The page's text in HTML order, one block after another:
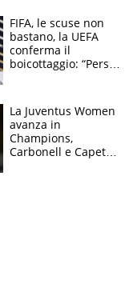
FIFA, le scuse non
bastano, la UEFA
conferma il
boicottaggio: “Persa
rivelazione sulla
Superlega
La Juventus Women
avanza in
Champions,
Carbonell e Capeta